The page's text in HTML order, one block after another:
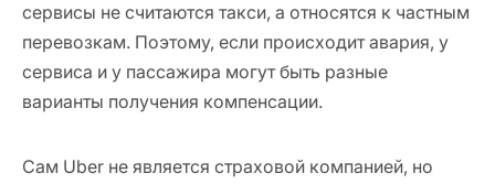
сервисы не считаются такси, а относятся к частным
перевозкам. Поэтому, если происходит авария, у
сервиса и у пассажира могут быть разные
варианты получения компенсации.
Сам Uber не является страховой компанией, но